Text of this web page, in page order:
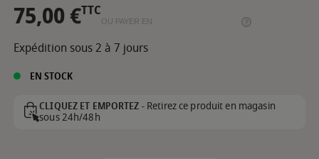
75,00 €TTC
OU PAYER EN
Expédition sous 2 à 7 jours
EN STOCK
CLIQUEZ ET EMPORTEZ -Retirez ce produit en magasin
sous 24h/48h